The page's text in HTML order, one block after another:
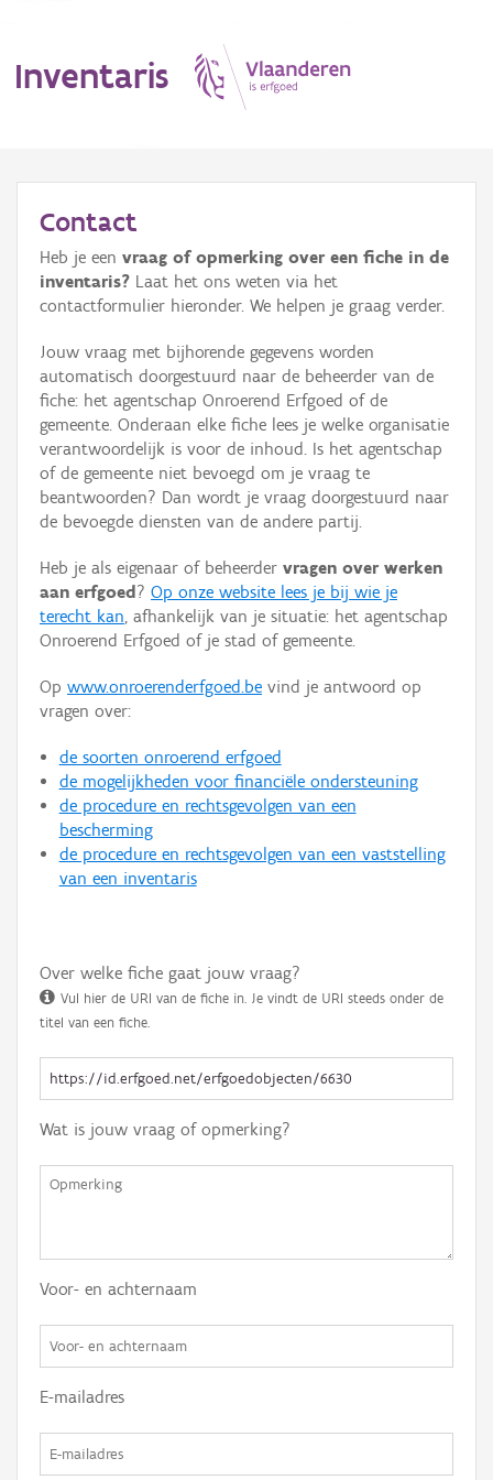
Inventaris
Erfgoedobject
Aanduidingsobject
Waarneming
Thema
Gebeurtenis
Persoon of collectief
Hergebruik
Aanmelden
Contact
Heb je een vraag of opmerking over een fiche in de
inventaris? Laat het ons weten via het
contactformulier hieronder. We helpen je graag verder.
Jouw vraag met bijhorende gegevens worden
automatisch doorgestuurd naar de beheerder van de
fiche: het agentschap Onroerend Erfgoed of de
gemeente. Onderaan elke fiche lees je welke organisatie
verantwoordelijk is voor de inhoud. Is het agentschap
of de gemeente niet bevoegd om je vraag te
beantwoorden? Dan wordt je vraag doorgestuurd naar
de bevoegde diensten van de andere partij.
Heb je als eigenaar of beheerder vragen over werken
aan erfgoed ? Op onze website lees je bij wie je
terecht kan, afhankelijk van je situatie: het agentschap
Onroerend Erfgoed of je stad of gemeente.
Op www.onroerenderfgoed.be vind je antwoord op
vragen over:
de soorten onroerend erfgoed
de mogelijkheden voor financiële ondersteuning
de procedure en rechtsgevolgen van een
bescherming
de procedure en rechtsgevolgen van een vaststelling
van een inventaris
Over welke fiche gaat jouw vraag?
Vul hier de URI van de fiche in. Je vindt de URI steeds onder de
titel van een fiche.
Wat is jouw vraag of opmerking?
Voor- en achternaam
E-mailadres